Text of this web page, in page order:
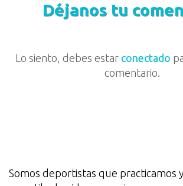
Déjanos tu
Lo siento, debes estar conectado
comentario.
Somos deportistas que practicamos